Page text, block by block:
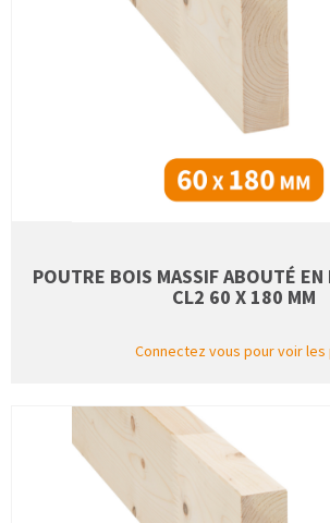
POUTRE BOIS MASSIF ABOUTÉ EN
CL2 60 X 180 MM
Connectez vous pour voir les